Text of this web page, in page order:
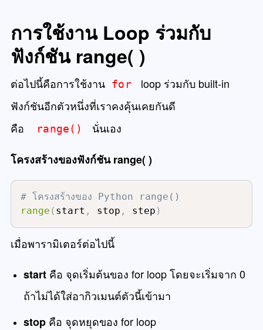
การใช้งาน Loop ร่วมกับ
ฟังก์ชัน range( )
ต่อไปนี้คือการใช้งาน for
loop ร่วมกับ built-in
ฟังก์ชันอีกตัวหนึ่งที่เราคงคุ้นเคยกันดี
คือ
range() นั่นเอง
โครงสร้างของฟังก์ชัน range( )
# โครงสร้างของ Python range()
range ( start , stop , step )
เมื่อพารามิเตอร์ต่อไปนี้
start คือ จุดเริ่มต้นของ for loop โดยจะเริ่มจาก 0
ถ้าไม่ได้ใส่อากิวเมนต์ตัวนี้เข้ามา
stop คือ จุดหยุดของ for loop